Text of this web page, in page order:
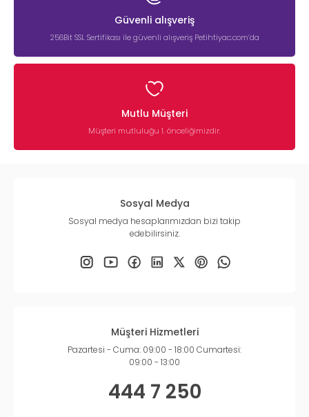
Güvenli alışveriş
256Bit SSL Sertifikası ile güvenli alışveriş Petihtiyac.com’da
Mutlu Müşteri
Müşteri mutluluğu 1. önceliğimizdir.
Sosyal Medya
Sosyal medya hesaplarımızdan bizi takip
edebilirsiniz.
Müşteri Hizmetleri
Pazartesi - Cuma: 09:00 - 18:00 Cumartesi:
09:00 - 13:00
444 7 250